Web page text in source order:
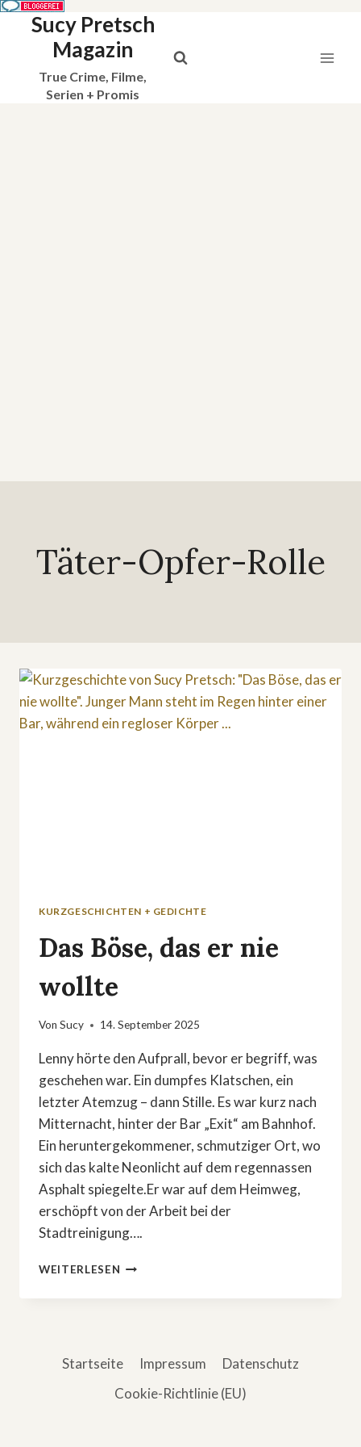
Sucy Pretsch
Magazin
True Crime, Filme,
Serien + Promis
Täter-Opfer-Rolle
KURZGESCHICHTEN + GEDICHTE
Das Böse, das er nie
wollte
Von Sucy 14. September 2025
Lenny hörte den Aufprall, bevor er begriff, was
geschehen war. Ein dumpfes Klatschen, ein
letzter Atemzug – dann Stille. Es war kurz nach
Mitternacht, hinter der Bar „Exit“ am Bahnhof.
Ein heruntergekommener, schmutziger Ort, wo
sich das kalte Neonlicht auf dem regennassen
Asphalt spiegelte.Er war auf dem Heimweg,
erschöpft von der Arbeit bei der
Stadtreinigung….
WEITERLESEN DAS
DAS
Startseite Impressum
Datenschutz
Cookie-Richtlinie (EU)